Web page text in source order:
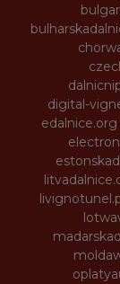
digital-
edalnice.org